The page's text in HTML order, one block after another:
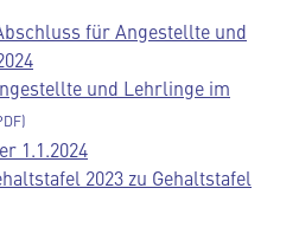
für Angestellte und
und Lehrlinge im
1.1.2024
2023 zu Gehaltstafel